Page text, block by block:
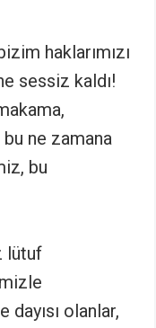
haklarımızı
sessiz kaldı!
ne zamana
bu
lütuf
olanlar,